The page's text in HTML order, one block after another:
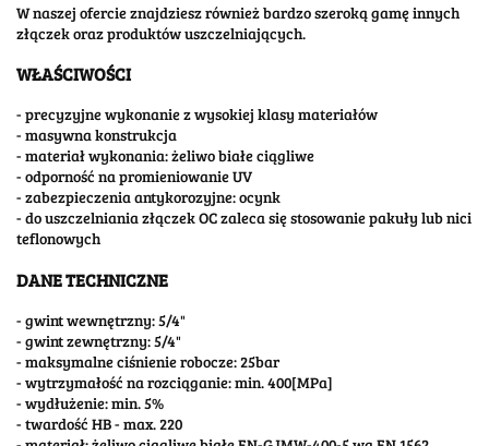
W naszej ofercie znajdziesz również bardzo szeroką gamę innych
złączek oraz produktów uszczelniających.
WŁAŚCIWOŚCI
- precyzyjne wykonanie z wysokiej klasy materiałów
- masywna konstrukcja
- materiał wykonania: żeliwo białe ciągliwe
- odporność na promieniowanie UV
- zabezpieczenia antykorozyjne: ocynk
- do uszczelniania złączek OC zaleca się stosowanie pakuły lub nici
teflonowych
DANE TECHNICZNE
- gwint wewnętrzny: 5/4"
- gwint zewnętrzny: 5/4"
- maksymalne ciśnienie robocze: 25bar
- wytrzymałość na rozciąganie: min. 400[MPa]
- wydłużenie: min. 5%
- twardość HB - max. 220